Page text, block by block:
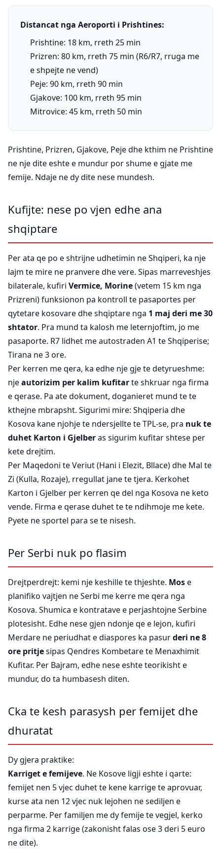
Distancat nga Aeroporti i Prishtines:
Prishtine: 18 km, rreth 25 min
Prizren: 80 km, rreth 75 min (R6/R7, rruga me
e shpejte ne vend)
Peje: 90 km, rreth 90 min
Gjakove: 100 km, rreth 95 min
Mitrovice: 45 km, rreth 50 min
Prishtine, Prizren, Gjakove, Peje dhe kthim ne Prishtine
ne nje dite eshte e mundur por shume e gjate me
femije. Ndaje ne dy dite nese mundesh.
Kufijte: nese po vjen edhe ana
shqiptare
Per ata qe po e shtrijne udhetimin ne Shqiperi, ka nje
lajm te mire ne pranvere dhe vere. Sipas marreveshjes
bilaterale, kufiri Vermice, Morine(vetem 15 km nga
Prizreni) funksionon pa kontroll te pasaportes per
qytetare kosovare dhe shqiptare nga 1 maj deri me 30
shtator. Pra mund ta kalosh me leternjoftim, jo me
pasaporte. R7 lidhet me autostraden A1 te Shqiperise;
Tirana ne 3 ore.
Per kerren me qera, ka edhe nje gje te detyrueshme:
njeautorizim per kalim kufitarte shkruar nga firma
e qerase. Pa ate dokument, doganieret mund te te
kthejne mbrapsht. Sigurimi mire: Shqiperia dhe
Kosova kane njohje te ndersjellte te TPL-se, pra nuk te
duhet Karton i Gjelberas sigurim kufitar shtese per
kete drejtim.
Per Maqedoni te Veriut (Hani i Elezit, Bllace) dhe Mal te
Zi (Kulla, Rozaje), rregullat jane te tjera. Kerkohet
Karton i Gjelber per kerren qe del nga Kosova ne keto
vende. Firma e qerase duhet te te ndihmoje me kete.
Pyete ne sportel para se te nisesh.
Per Serbi nuk po flasim
Drejtperdrejt: kemi nje keshille te thjeshte. Mose
planifiko vajtjen ne Serbi me kerre me qera nga
Kosova. Shumica e kontratave e perjashtojne Serbine
plotesisht. Edhe nese gjen ndonje qe e lejon, kufiri
Merdare ne periudhat e diaspores ka pasurderi ne 8
ore pritjesipas Qendres Kombetare te Menaxhimit
Kufitar. Per Bajram, edhe nese eshte teorikisht e
mundur, do ta humbasesh diten.
Cka te kesh parasysh per femijet dhe
dhuratat
Dy gjera praktike:
Karriget e femijeve. Ne Kosove ligji eshte i qarte:
femijet nen 5 vjec duhet te kene karrige te aprovuar,
kurse ata nen 12 vjec nuk lejohen ne sediljen e
perparme. Per familjen me dy femije te vegjel, kerko
nga firma 2 karrige (zakonisht falas ose 3 deri 5 euro
ne dite).